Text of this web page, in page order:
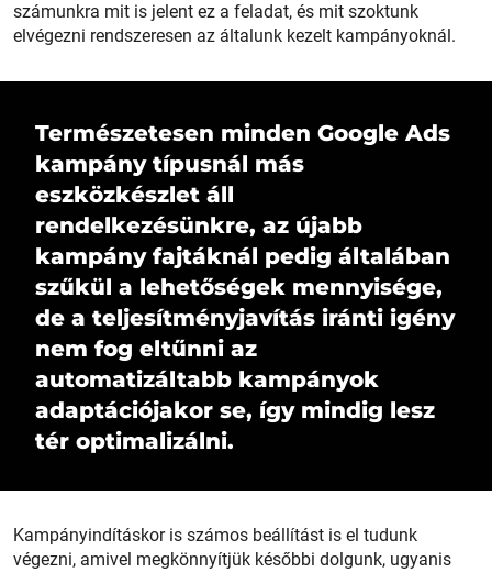
számunkra mit is jelent ez a feladat, és mit szoktunk
elvégezni rendszeresen az általunk kezelt kampányoknál.
Természetesen minden Google Ads
kampány típusnál más
eszközkészlet áll
rendelkezésünkre, az újabb
kampány fajtáknál pedig általában
szűkül a lehetőségek mennyisége,
de a teljesítményjavítás iránti igény
nem fog eltűnni az
automatizáltabb kampányok
adaptációjakor se, így mindig lesz
tér optimalizálni.
Kampányindításkor is számos beállítást is el tudunk
végezni, amivel megkönnyítjük későbbi dolgunk, ugyanis